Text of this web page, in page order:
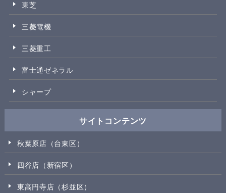
東芝
三菱電機
三菱重工
富士通ゼネラル
シャープ
サイトコンテンツ
秋葉原店（台東区）
四谷店（新宿区）
東高円寺店（杉並区）